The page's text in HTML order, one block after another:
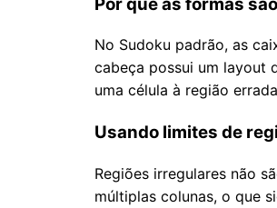
No Sudoku padrão, as
cabeça possui um layout
uma célula à região
Usando limites de
Regiões irregulares não
múltiplas colunas, o que